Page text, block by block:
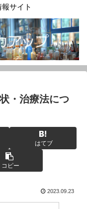
サイト
・治療法につ
はてブ
コピー
2023.09.23